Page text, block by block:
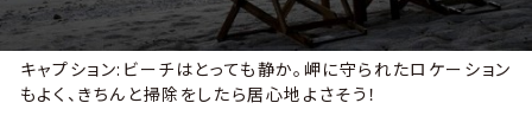
キャプション:ビーチはとっても静か。岬に守られたロケーション
もよく、きちんと掃除をしたら居心地よさそう！